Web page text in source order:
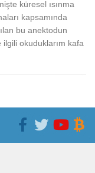
küresel ısınma
kapsamında
bu anektodun
okuduklarım kafa